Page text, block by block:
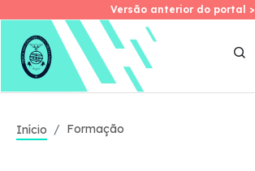
Skip
Versão anterior do portal >
Versão anterior do portal >
Início Formação